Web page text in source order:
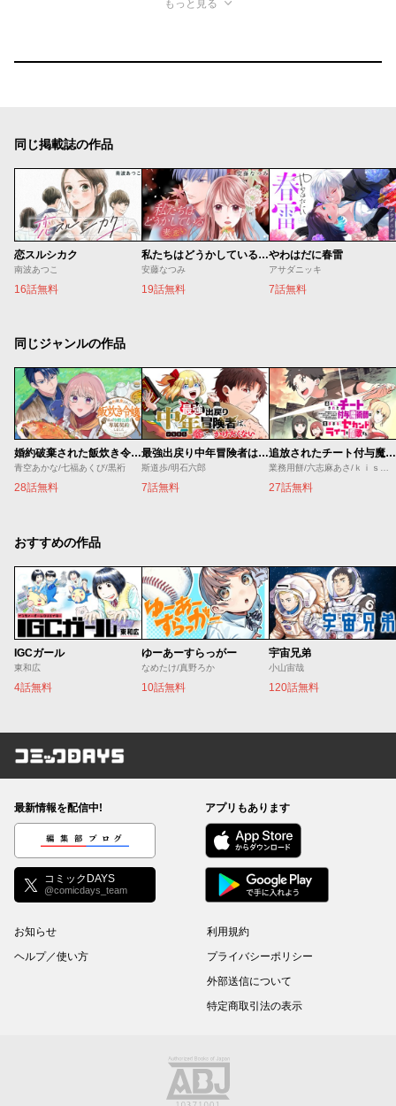
もっと見る
同じ掲載誌の作品
恋スルシカク
南波あつこ
16話無料
私たちはどうかしている 妻恋い
安藤なつみ
19話無料
やわはだに春雷
アサダニッキ
7話無料
同じジャンルの作品
婚約破棄された飯炊き令嬢の私は冷酷公爵と専属契約しました～ですが胃袋を掴んだ結果、冷たかった公爵様がどんどん優しくなっています～
青空あかな/七福あくび/黒裄
28話無料
最強出戻り中年冒険者は、今さら命なんてかけたくない
斯道歩/明石六郎
7話無料
追放されたチート付与魔術師は気ままなセカンドライフを謳歌する。 ～俺は武器だけじゃなく、あらゆるものに『強化ポイント』を付与できるし、俺の意思でいつでも効果を解除できるけど、残った人たち大丈夫？～
業務用餅/六志麻あさ/ｋｉｓｕｉ
27話無料
おすすめの作品
IGCガール
東和広
4話無料
ゆーあーすらっがー
なめたけ/真野ろか
10話無料
宇宙兄弟
小山宙哉
120話無料
コミックDAYS
最新情報を配信中!
編集部ブログ
コミックDAYS
@comicdays_team
アプリもあります
お知らせ
ヘルプ／使い方
利用規約
プライバシーポリシー
外部送信について
特定商取引法の表示